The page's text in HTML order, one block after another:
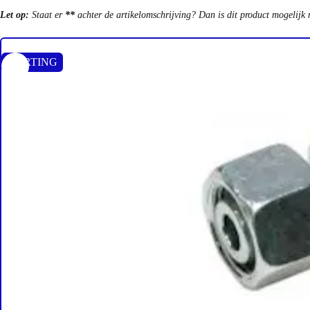
Let op: Staat er ** achter de artikelomschrijving? Dan is dit product
KORTING